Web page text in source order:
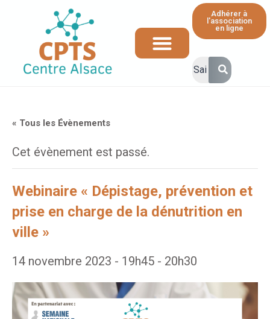
Adhérer à
l'association
en ligne
« Tous les Évènements
Cet évènement est passé.
Webinaire « Dépistage, prévention et
prise en charge de la dénutrition en
ville »
14 novembre 2023 - 19h45 - 20h30